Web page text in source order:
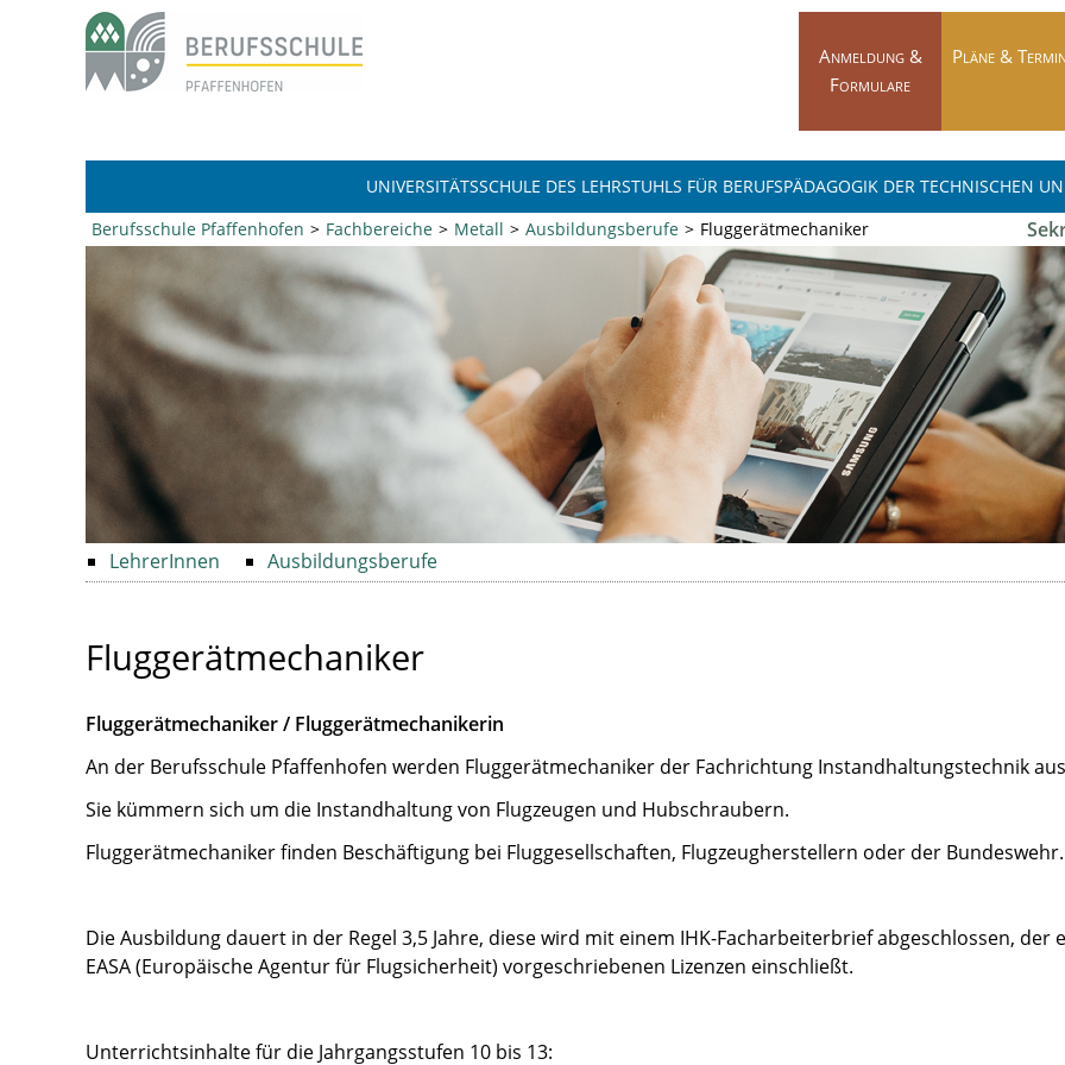
überspringen
Anmeldung &
Formulare
Pläne &
UNIVERSITÄTSSCHULE DES LEHRSTUHLS FÜR BERUFSPÄDAGOGIK DER TECHNISCHEN
Berufsschule Pfaffenhofen
Fachbereiche Metall Ausbildungsberufe Fluggerätmechaniker
5 7 8 9
Navigation
überspringen
LehrerInnen Ausbildungsberufe
Fluggerätmechaniker
Fluggerätmechaniker / Fluggerätmechanikerin
An der Berufsschule Pfaffenhofen werden Fluggerätmechaniker der Fachrichtung Instandhaltungstechnik
Sie kümmern sich um die Instandhaltung von Flugzeugen und Hubschraubern.
Fluggerätmechaniker finden Beschäftigung bei Fluggesellschaften, Flugzeugherstellern oder der Bundeswehr.
Die Ausbildung dauert in der Regel 3,5 Jahre, diese wird mit einem IHK-Facharbeiterbrief abgeschlossen,
EASA (Europäische Agentur für Flugsicherheit) vorgeschriebenen Lizenzen einschließt.
Unterrichtsinhalte für die Jahrgangsstufen 10 bis 13: